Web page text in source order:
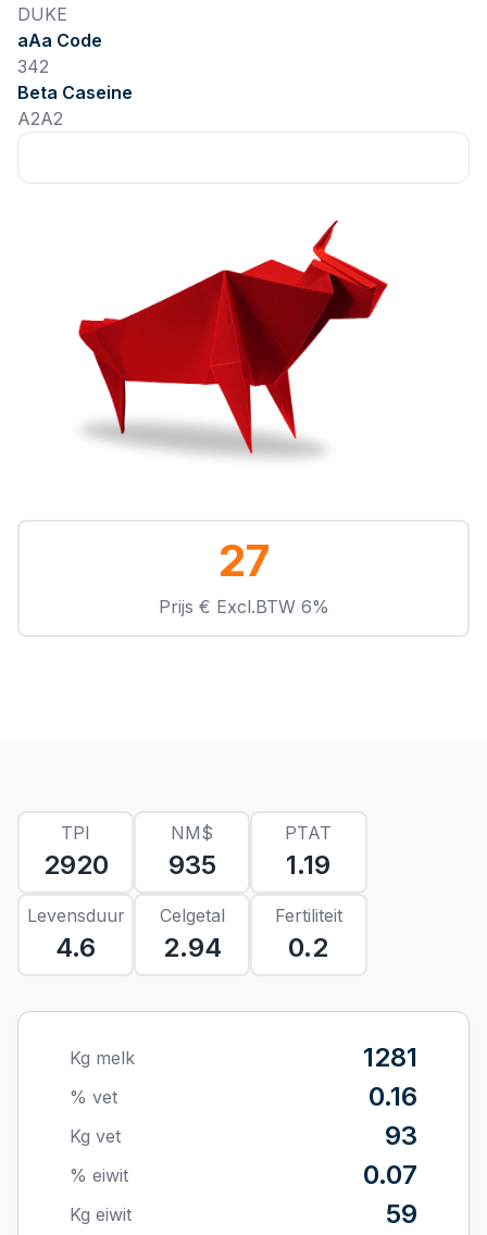
DUKE
aAa Code
342
Beta Caseine
A2A2
27
Prijs € Excl.BTW 6%
TPI
2920
NM$
935
PTAT
1.19
Levensduur
4.6
Celgetal
2.94
Fertiliteit
0.2
Kg melk 1281
% vet 0.16
Kg vet 93
% eiwit 0.07
Kg eiwit 59